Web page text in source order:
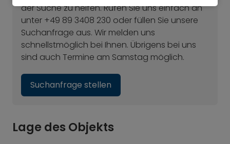
der Suche zu helfen. Rufen Sie uns einfach an
unter +49 89 3408 230 oder füllen Sie unsere
Suchanfrage aus. Wir melden uns
schnellstmöglich bei Ihnen. Übrigens bei uns
sind auch Termine am Samstag möglich.
Suchanfrage stellen
Lage des Objekts